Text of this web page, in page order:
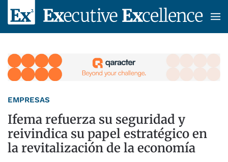
Skip to main content
EMPRESAS
Ifema refuerza su seguridad y
reivindica su papel estratégico en
la revitalización de la economía